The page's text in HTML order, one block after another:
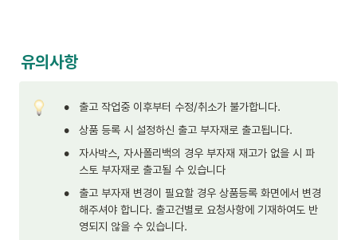
유의사항
• 출고 작업중 이후부터 수정/취소가 불가합니다.
• 상품 등록 시 설정하신 출고 부자재로 출고됩니다.
•
자사박스, 자사폴리백의 경우 부자재 재고가 없을 시 파
스토 부자재로 출고될 수 있습니다
•
출고 부자재 변경이 필요할 경우 상품등록 화면에서 변경
해주셔야 합니다. 출고건별로 요청사항에 기재하여도 반
영되지 않을 수 있습니다.